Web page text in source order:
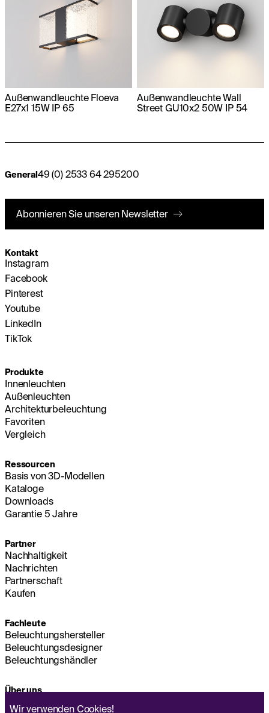
Außenwandleuchte Floeva
E27x1 15W IP 65
Außenwandleuchte Wall
Street GU10x2 50W IP 54
Wir verwenden Cookies!
General49 (0) 2533 64 295200
Abonnieren Sie unseren Newsletter
Kontakt
Instagram
Facebook
Pinterest
Youtube
LinkedIn
TikTok
Produkte
Innenleuchten
Außenleuchten
Architekturbeleuchtung
Favoriten
Vergleich
Ressourcen
Basis von 3D-Modellen
Kataloge
Downloads
Garantie 5 Jahre
Partner
Nachhaltigkeit
Nachrichten
Partnerschaft
Kaufen
Fachleute
Beleuchtungshersteller
Beleuchtungsdesigner
Beleuchtungshändler
Über uns